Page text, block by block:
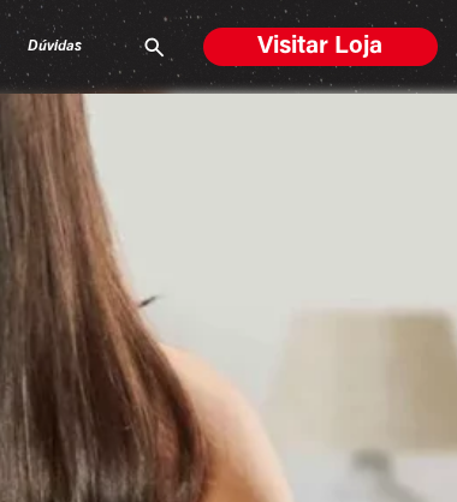
Dúvidas Visitar Loja